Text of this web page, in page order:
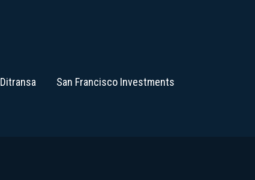
Ditransa
San Francisco Investments